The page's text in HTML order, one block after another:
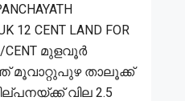
12 CENT LAND FOR
CENT മുളവൂർ
മൂവാറ്റുപുഴ താലൂക്ക്
വില 2.5